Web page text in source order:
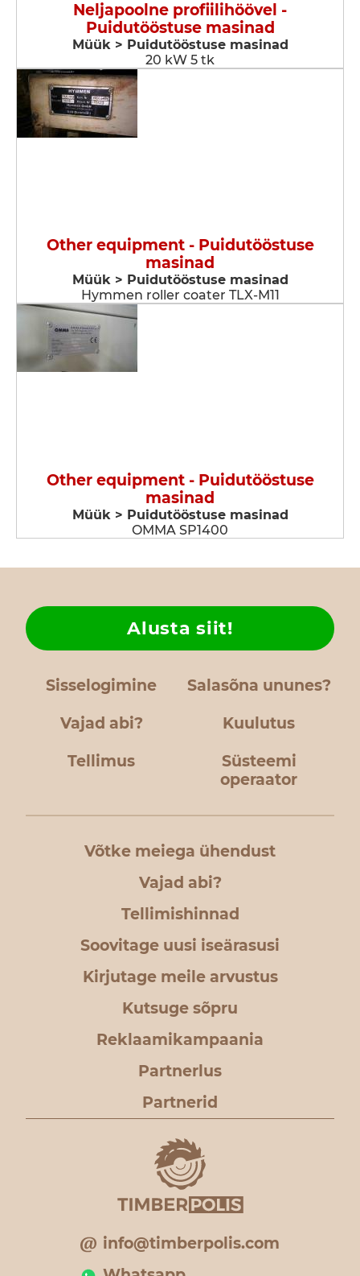
Neljapoolne profiilihöövel -
Puidutööstuse masinad
Müük > Puidutööstuse masinad
20 kW 5 tk
Other equipment - Puidutööstuse
masinad
Müük > Puidutööstuse masinad
Hymmen roller coater TLX-M11
Other equipment - Puidutööstuse
masinad
Müük > Puidutööstuse masinad
OMMA SP1400
Sisselogimine Salasõna ununes?
Vajad abi?
Alusta siit!
Kuulutus
Tellimus
Süsteemi
operaator
Võtke meiega ühendust
Vajad abi?
Tellimishinnad
Soovitage uusi iseärasusi
Kirjutage meile arvustus
Kutsuge sõpru
Reklaamikampaania
Partnerlus
Partnerid
info@timberpolis.com